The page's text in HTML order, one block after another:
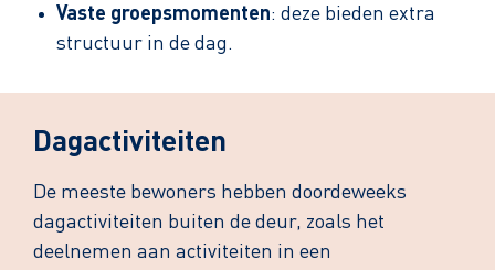
Vaste groepsmomenten: deze bieden extra
structuur in de dag.
Dagactiviteiten
De meeste bewoners hebben doordeweeks
dagactiviteiten buiten de deur, zoals het
deelnemen aan activiteiten in een